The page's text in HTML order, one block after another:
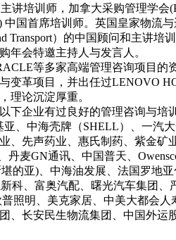
讲培训师，加拿大采购管理学会
中国首席培训师。英国皇家物流
Transport）的中国顾问和主讲培
年会特邀主持人与发言人。
等多家高端管理咨询项目的
变革项目，并出任过LENOVO
理论沉淀厚重。
企业有过良好的管理咨询与培训
亚、中海壳牌（SHELL）、一汽
、先声药业、惠氏制药、紫金矿
丹麦GN通讯、中国普天、
堪的亚)、中海油发展、法国罗地
科、富奥汽配、曙光汽车集团、
照明、美克家居、中美大都会人
、长安民生物流集团、中国外运